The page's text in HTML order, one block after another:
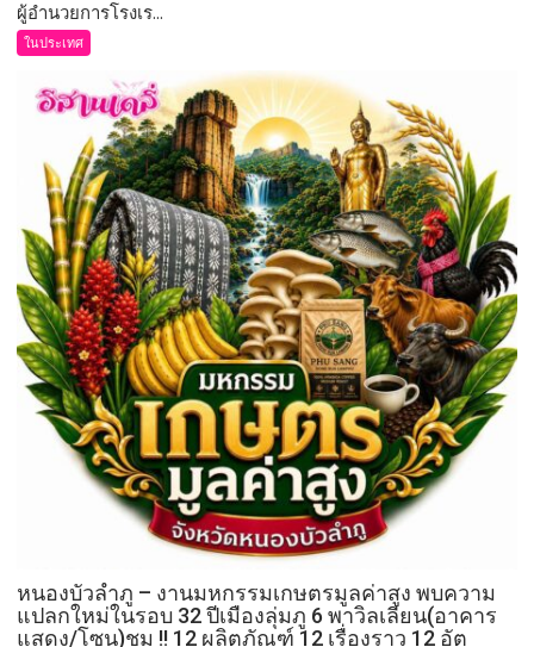
การ
โรงเรียน
อนุบาล
ขอนแก่น
เปิด
ระบบ
การ
ดูแล
นักเรียน
หลัง
เลิก
เรียน
เพื่อ
ให้
เกิด
ความ
ปลอดภัย
ป้องกัน
อุบัติเหตุ
หรือ
ผู้อำนวยการโรงเร...
ในประเทศ
หนองบัวลำภู – งานมหกรรมเกษตรมูลค่าสูง พบความ
แปลกใหม่ในรอบ 32 ปีเมืองลุ่มภู 6 พาวิลเลียน(อาคาร
แสดง/โซน)ชม !! 12 ผลิตภัณฑ์ 12 เรื่องราว 12 อัต